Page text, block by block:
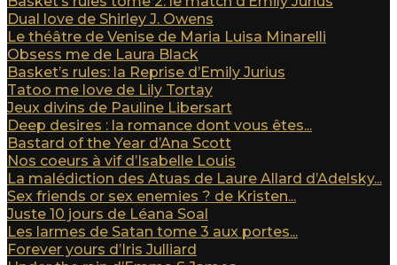
Dual love de Shirley J. Owens
Le théâtre de Venise de Maria Luisa Minarelli
Obsess me de Laura Black
Basket’s rules: la Reprise d’Emily Jurius
Tatoo me love de Lily Tortay
Jeux divins de Pauline Libersart
Deep desires : la romance dont vous êtes...
Bastard of the Year d’Ana Scott
Nos coeurs à vif d’Isabelle Louis
La malédiction des Atuas de Laure Allard d’Adelsky...
Sex friends or sex enemies ? de Kristen...
Juste 10 jours de Léana Soal
Les larmes de Satan tome 3 aux portes...
Forever yours d’Iris Julliard